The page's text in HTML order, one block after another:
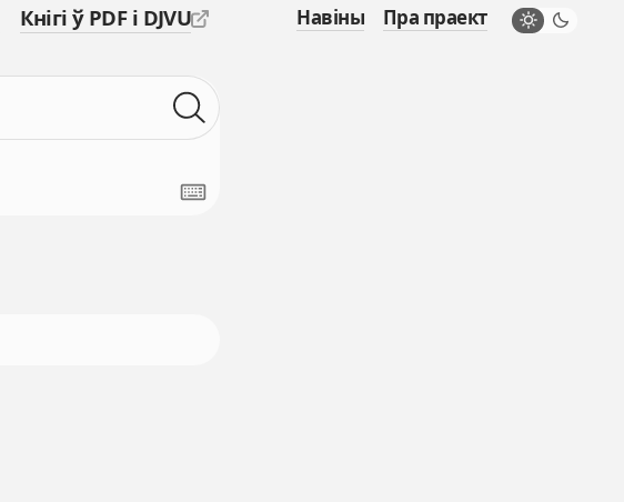
Кнігі ў PDF і DJVU Навіны Пра праект